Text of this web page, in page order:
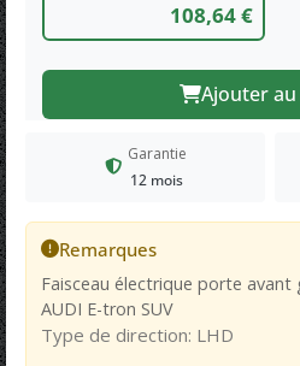
108,64 €
Ajouter
Garantie
12 mois
Remarques
Faisceau électrique porte
AUDI E-tron SUV
Type de direction: LHD